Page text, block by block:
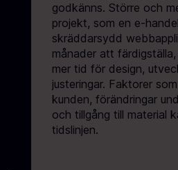
godkänns. Större och
projekt, som en e-
skräddarsydd
månader att
mer tid för design,
justeringar. Faktorer
kunden, förändringar
och tillgång till material
tidslinjen.